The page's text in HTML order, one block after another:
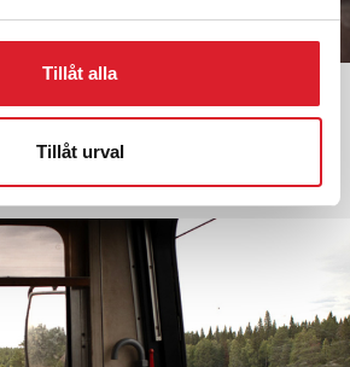
Tillåt alla
Tillåt urval
samt logistiklösningar på järnväg.